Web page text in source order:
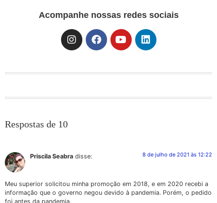
Acompanhe nossas redes sociais
Respostas de 10
Priscila Seabra disse: 8 de julho de 2021 às 12:22
Meu superior solicitou minha promoção em 2018, e em 2020 recebi a
informação que o governo negou devido à pandemia. Porém, o pedido
foi antes da pandemia.